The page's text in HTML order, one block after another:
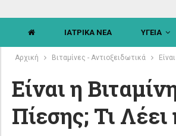
ΙΑΤΡΙΚΑ ΝΕΑ ΥΓΕΙΑ
Αρχική Βιταμίνες - Αντιοξειδωτικά
Είναι η
Πίεσης; Τι